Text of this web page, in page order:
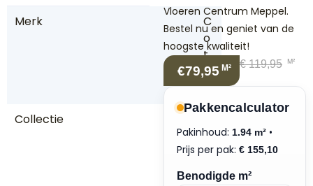
Merk
C
o
t
a
p
Collectie
r
e
n
Vloeren Centrum Meppel.
Bestel nu en geniet van de
hoogste kwaliteit!
€79,95 M² €119,95 M²
Pakkencalculator
Pakinhoud: 1.94 m² •
Prijs per pak: € 155,10
Benodigde m²